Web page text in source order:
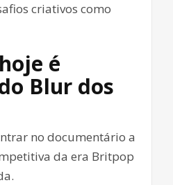
criativos como
é
Blur dos
no documentário a
da era Britpop